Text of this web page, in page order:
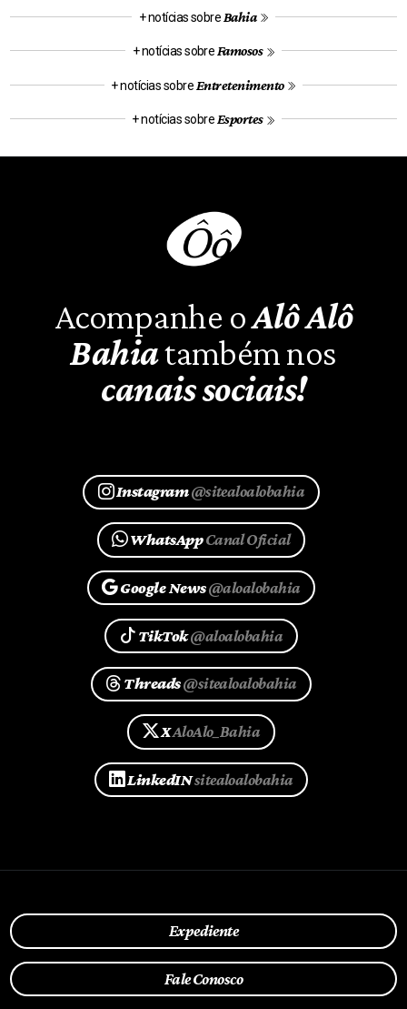
+ notícias sobre Bahia
+ notícias sobreFamosos
+ notícias sobre Entretenimento
+ notícias sobreEsportes
Acompanhe oAlô Alô
Bahiatambém nos
canais sociais!
Instagram@sitealoalobahia
WhatsAppCanal Oficial
Google News@aloalobahia
TikTok@aloalobahia
Threads@sitealoalobahia
XAloAlo_Bahia
LinkedINsitealoalobahia
Expediente
Fale Conosco